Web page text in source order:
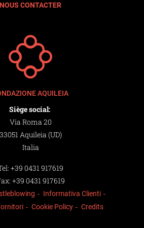
NOUS CONTACTER
AQUILEIA
Siège social:
Via Roma 20
33051 Aquileia (UD)
Italia
+39 0431 917619
+39 0431 917619
Informativa Clienti
Cookie Policy Credits